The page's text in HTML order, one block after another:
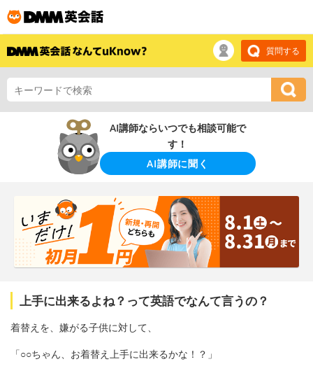
質問する
AI講師ならいつでも相談可能で
す！
AI講師に聞く
上手に出来るよね？って英語でなんて言うの？
着替えを、嫌がる子供に対して、
「○○ちゃん、お着替え上手に出来るかな！？」